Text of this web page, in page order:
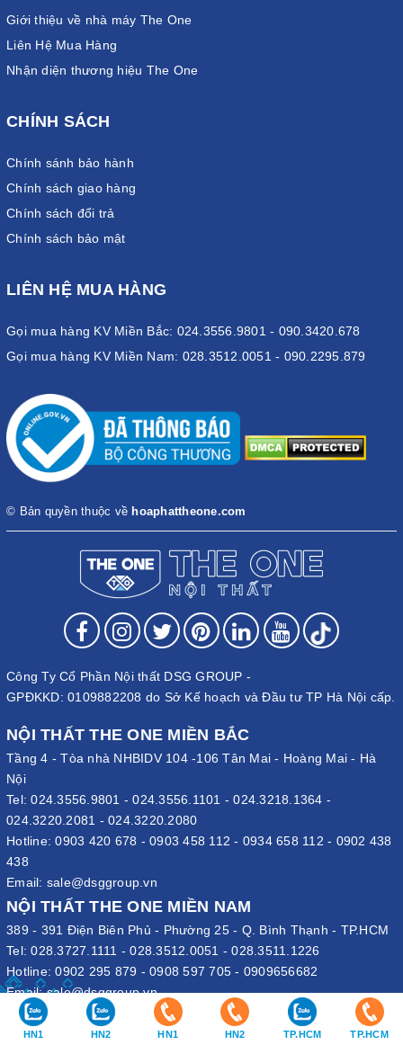
Giới thiệu về nhà máy The One
Liên Hệ Mua Hàng
Nhận diện thương hiệu The One
CHÍNH SÁCH
Chính sánh bảo hành
Chính sách giao hàng
Chính sách đổi trả
Chính sách bảo mật
LIÊN HỆ MUA HÀNG
Gọi mua hàng KV Miền Bắc: 024.3556.9801 - 090.3420.678
Gọi mua hàng KV Miền Nam: 028.3512.0051 - 090.2295.879
© Bản quyền thuộc về hoaphattheone.com
Công Ty Cổ Phần Nội thất DSG GROUP -
GPĐKKD: 0109882208 do Sở Kế hoạch và Đầu tư TP Hà Nội cấp.
NỘI THẤT THE ONE MIỀN BẮC
Tầng 4 - Tòa nhà NHBIDV 104 -106 Tân Mai - Hoàng Mai - Hà
Nội
Tel:024.3556.9801 -024.3556.1101 -024.3218.1364 -
024.3220.2081 - 024.3220.2080
Hotline:0903 420 678 - 0903 458 112 - 0934 658 112 - 0902 438
438
Email: sale@dsggroup.vn
NỘI THẤT THE ONE MIỀN NAM
389 - 391 Điện Biên Phủ - Phường 25 - Q. Bình Thạnh - TP.HCM
Tel:028.3727.1111 -028.3512.0051 -028.3511.1226
Hotline:0902 295 879 - 0908 597 705 - 0909656682
Email:sale@dsggroup.vn
VĂN PHÒNG TẬP ĐOÀN
109 Trần Hưng Đạo - P. Cửa Nam - Q. Hoàn Kiếm - Hà Nội
HN1 HN2 HN1 HN2 TP.HCM TP.HCM